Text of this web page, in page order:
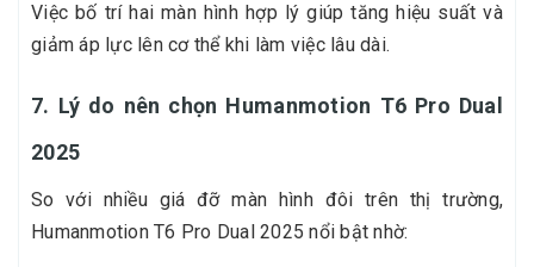
Việc bố trí hai màn hình hợp lý giúp tăng hiệu suất và
giảm áp lực lên cơ thể khi làm việc lâu dài.
7. Lý do nên chọn Humanmotion T6 Pro Dual
2025
So với nhiều giá đỡ màn hình đôi trên thị trường,
Humanmotion T6 Pro Dual 2025 nổi bật nhờ: